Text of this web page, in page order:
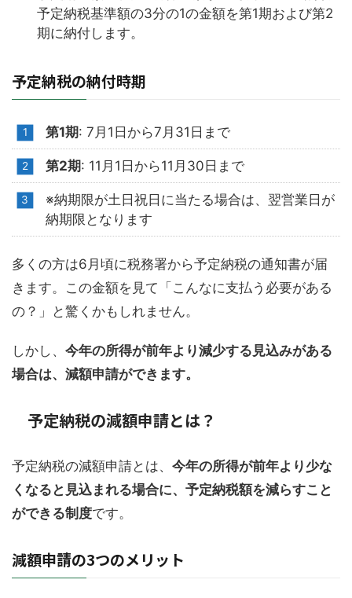
予定納税基準額の3分の1の金額を第1期および第2
期に納付します。
予定納税の納付時期
第1期: 7月1日から7月31日まで
第2期: 11月1日から11月30日まで
※納期限が土日祝日に当たる場合は、翌営業日が
納期限となります
多くの方は6月頃に税務署から予定納税の通知書が届
きます。この金額を見て「こんなに支払う必要がある
の？」と驚くかもしれません。
しかし、 今年の所得が前年より減少する見込みがある
場合は、減額申請ができます。
予定納税の減額申請とは？
予定納税の減額申請とは、 今年の所得が前年より少な
くなると見込まれる場合に、予定納税額を減らすこと
ができる制度です。
減額申請の3つのメリット